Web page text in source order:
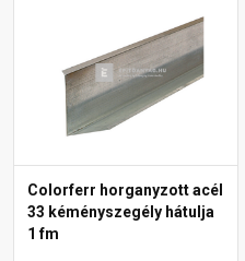
Colorferr horganyzott acél
33 kéményszegély hátulja
1 fm